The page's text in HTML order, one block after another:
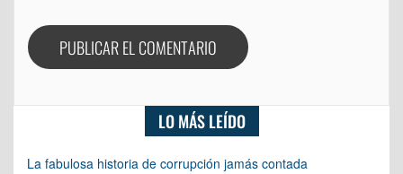
LO MÁS LEÍDO
La fabulosa historia de corrupción jamás contada